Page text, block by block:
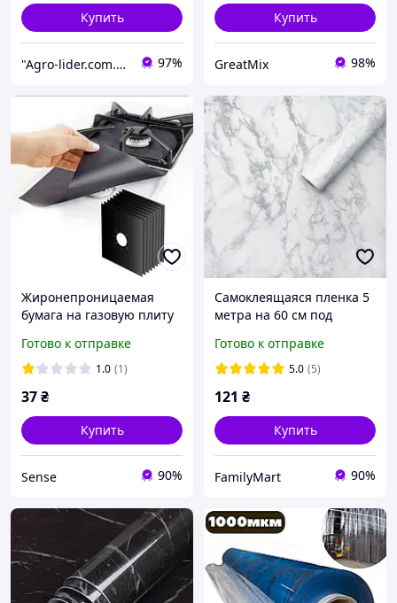
Купить
"Agro-lider.com.ua": Ваш проводник в мире садоводства и огородничества! 97%
Купить
GreatMix 98%
Жиронепроницаемая
бумага на газовую плиту
Готово к отправке
1.0 (1)
37₴
Купить
Sense 90%
Самоклеящаяся пленка 5
метра на 60 см под
мрамор FM227
Готово к отправке
5.0 (5)
121 ₴
Купить
FamilyMart 90%